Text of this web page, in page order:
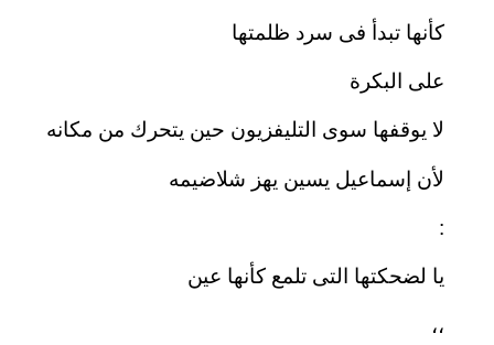
كأنها تبدأ فى سرد ظلمتها
على البكرة
لا يوقفها سوى التليفزيون حين يتحرك من مكانه
لأن إسماعيل يسين يهز شلاضيمه
:
يا لضحكتها التى تلمع كأنها عين
،،